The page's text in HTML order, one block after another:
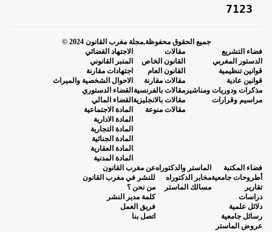
7123
جميع الحقوق محفوظة,مجلة مغرب القانون 2024 ©
فضاء التشريع
الدستور المغربي
قوانين تنظيمية
قوانين عادية
مذكرات ودوريات ومناشير
مراسيم وقرارات
مقالات
القانون الخاص
القانون العام
مقالات مقارنة
مقالات بالفرنسية
مقالات بالانجليزية
مقالات منوعة
الاجتهاد القضائي
المنبر القانوني
اجتهادات مقارنة
الاحوال الشخصية والميراث
القضاء الدستوري
القضاء المالي
المادة الاجتماعية
المادة الادارية
المادة التجارية
المادة الجنائية
المادة العقارية
المادة المدنية
فضاء المكتبة
أطروحات جامعية
تقارير
دراسات
دلائل علمية
رسائل جامعية
عروض الماستر
الماستر والدكتوراه
مخابر الدكتوراه
مسالك الماستر
عن مغرب القانون
للنشر في مغرب القانون
من نحن ؟
كلمة مدير النشر
فريق العمل
اتصل بنا